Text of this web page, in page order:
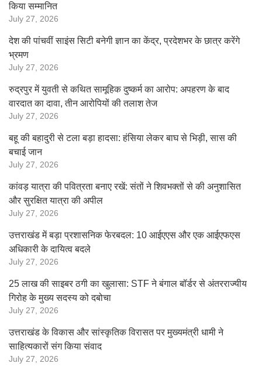
किया सम्मानित
July 27, 2026
देश की पांचवीं साइंस सिटी बनेगी ज्ञान का केंद्र, प्रदेशभर के छात्र करेंगे
भ्रमण
July 27, 2026
रुद्रपुर में युवती से कथित सामूहिक दुष्कर्म का आरोप: अपहरण के बाद
वारदात का दावा, तीन आरोपियों की तलाश तेज
July 27, 2026
बहू की बहादुरी से टला बड़ा हादसा: हंसिया लेकर बाघ से भिड़ी, सास की
बचाई जान
July 27, 2026
कांवड़ यात्रा की पवित्रता बनाए रखें: संतों ने शिवभक्तों से की अनुशासित
और सुरक्षित यात्रा की अपील
July 27, 2026
उत्तराखंड में बड़ा प्रशासनिक फेरबदल: 10 आईएएस और एक आईएफएस
अधिकारी के दायित्व बदले
July 27, 2026
25 लाख की साइबर ठगी का खुलासा: STF ने बंगाल बॉर्डर से अंतरराज्यीय
गिरोह के मुख्य सदस्य को दबोचा
July 27, 2026
उत्तराखंड के विकास और सांस्कृतिक विरासत पर मुख्यमंत्री धामी ने
साहित्यकारों संग किया संवाद
July 27, 2026